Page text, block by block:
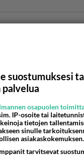
unta Meistä Rakas♥️
28 00:25:03
unta. Sivullisella
suostumuksesi
osapuolen
IP-osoite tai
tietojen
sinulle
asiakaskokemuksen.
tarvitsevat